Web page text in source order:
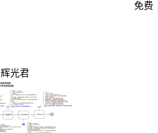
辉光君
免费